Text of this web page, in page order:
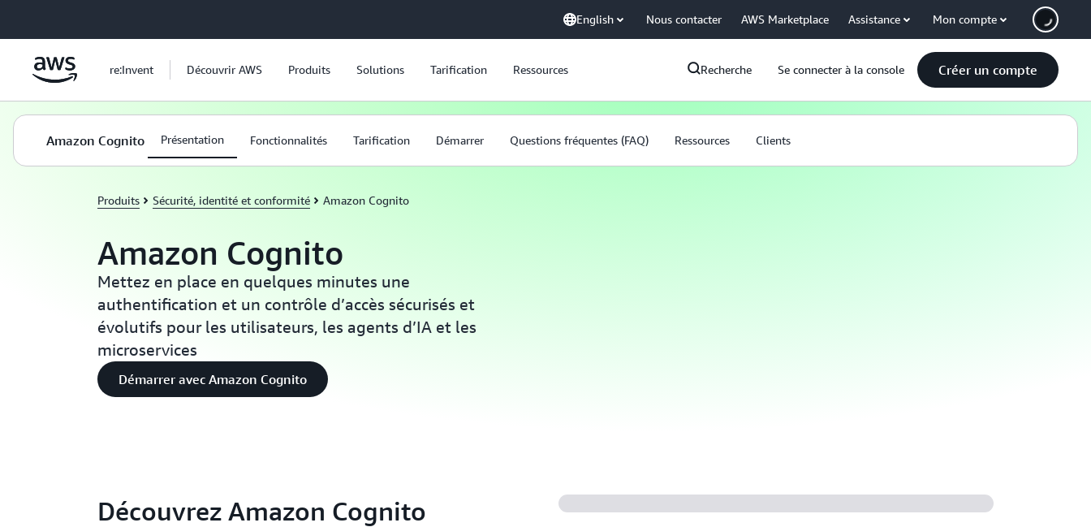
English Nous contacter AWS Marketplace Assistance Mon compte
re:Invent Découvrir AWS Produits Solutions Tarification Ressources Recherche Se connecter à la console Créer un compte
Amazon Cognito Présentation Fonctionnalités Tarification Démarrer Questions fréquentes (FAQ) Ressources Clients
Produits Sécurité, identité et conformité Amazon Cognito
Amazon Cognito
Mettez en place en quelques minutes une
authentification et un contrôle d’accès sécurisés et
évolutifs pour les utilisateurs, les agents d’IA et les
microservices
Démarrer avec Amazon Cognito
Découvrez Amazon Cognito